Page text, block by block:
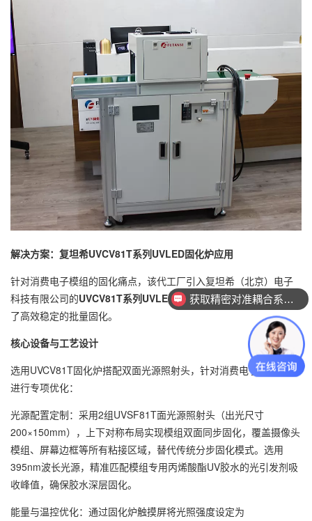
解决方案：复坦希UVCV81T系列UVLED固化炉应用
针对消费电子模组的固化痛点，该代工厂引入复坦希（北京）电子
科技有限公司的UVCV81T系列UVLED固化炉，通过定制化配置实现
了高效稳定的批量固化。
核心设备与工艺设计
选用UVCV81T固化炉搭配双面光源照射头，针对消费电子模组特性
进行专项优化：
光源配置定制：采用2组UVSF81T面光源照射头（出光尺寸
200×150mm），上下对称布局实现模组双面同步固化，覆盖摄像头
模组、屏幕边框等所有粘接区域，替代传统分步固化模式。选用
395nm波长光源，精准匹配模组专用丙烯酸酯UV胶水的光引发剂吸
收峰值，确保胶水深层固化。
能量与温控优化：通过固化炉触摸屏将光照强度设定为
获取精密对准耦合系统技术方案